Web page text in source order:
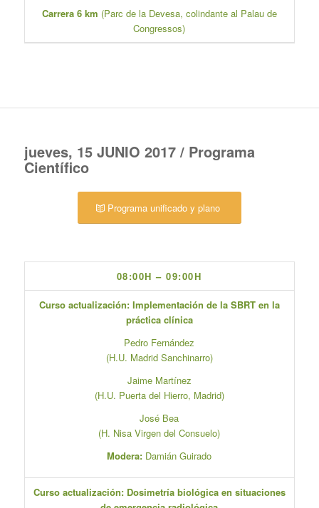
Carrera 6 km (Parc de la Devesa, colindante al Palau de
Congressos)
jueves, 15 JUNIO 2017 / Programa
Científico
Programa unificado y plano
08:00H – 09:00H
Curso actualización: Implementación de la SBRT en la
práctica clínica
Pedro Fernández
(H.U. Madrid Sanchinarro)
Jaime Martínez
(H.U. Puerta del Hierro, Madrid)
José Bea
(H. Nisa Virgen del Consuelo)
Modera: Damián Guirado
Curso actualización: Dosimetría biológica en situaciones